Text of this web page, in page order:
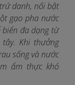
danh, nổi bật
gạo pha nước
biến đa dạng từ
Khi thưởng
sống và nước
ẩm thực khó